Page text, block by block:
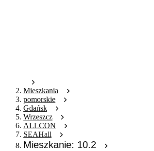
Mieszkania
pomorskie
Gdańsk
Wrzeszcz
ALLCON
SEAHall
Mieszkanie: 10.2